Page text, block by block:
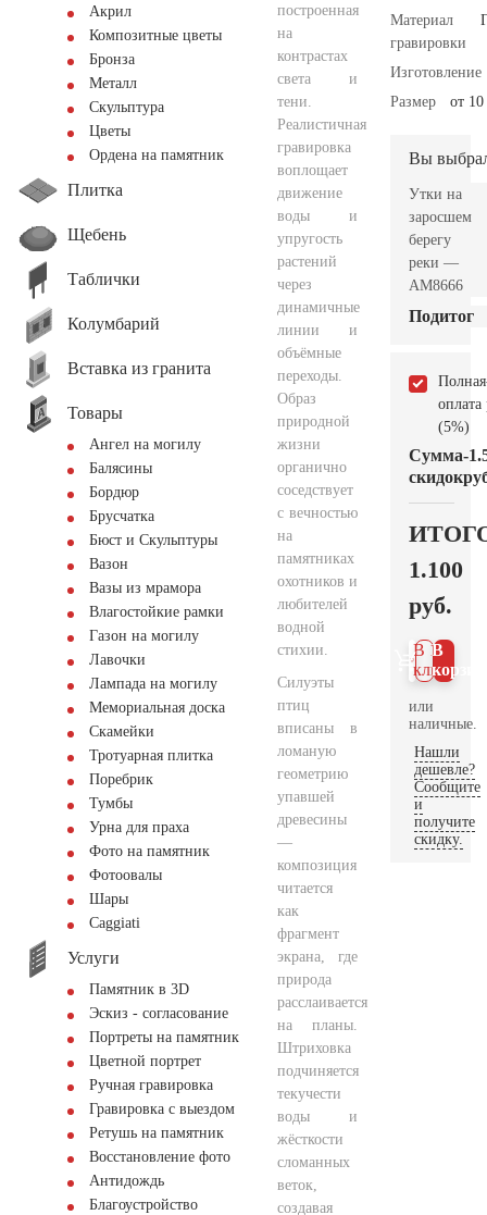
Акрил
Композитные цветы
Бронза
Металл
Скульптура
Цветы
Ордена на памятник
Плитка
Щебень
Таблички
Колумбарий
Вставка из гранита
Товары
Ангел на могилу
Балясины
Бордюр
Брусчатка
Бюст и Скульптуры
Вазон
Вазы из мрамора
Влагостойкие рамки
Газон на могилу
Лавочки
Лампада на могилу
Мемориальная доска
Скамейки
Тротуарная плитка
Поребрик
Тумбы
Урна для праха
Фото на памятник
Фотоовалы
Шары
Сaggiati
Услуги
Памятник в 3D
Эскиз - согласование
Портреты на памятник
Цветной портрет
Ручная гравировка
Гравировка с выездом
Ретушь на памятник
Восстановление фото
Антидождь
Благоустройство
построенная
на
контрастах
света и
тени.
Реалистичная
гравировка
воплощает
движение
воды и
упругость
растений
через
динамичные
линии и
объёмные
переходы.
Образ
природной
жизни
органично
соседствует
с вечностью
на
памятниках
охотников и
любителей
водной
стихии.
Силуэты
птиц
вписаны в
ломаную
геометрию
упавшей
древесины
—
композиция
читается
как
фрагмент
экрана, где
природа
расслаивается
на планы.
Штриховка
подчиняется
текучести
воды и
жёсткости
сломанных
веток,
создавая
Материал
гравировки
Изготовление
Размер
от
Вы
Утки на
заросшем
берегу
реки —
AM8666
Подитог
Полная
оплата
(5%)
Сумма
скидок
-
1.100
руб.
В
В 1
клик
или
наличные.
Нашли
дешевле?
Сообщите
и
получите
скидку.